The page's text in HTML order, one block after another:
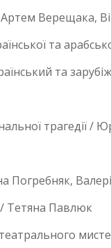
Артем Верещака,
та
та
трагедії /
Погребняк,
/ Тетяна Павлюк